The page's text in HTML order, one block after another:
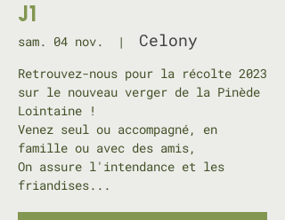
J1
sam. 04 nov.
  |
Celony
Retrouvez-nous pour la récolte 2023
sur le nouveau verger de la Pinède
Lointaine !
Venez seul ou accompagné, en
famille ou avec des amis,
On assure l'intendance et les
friandises...